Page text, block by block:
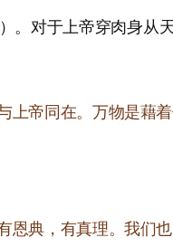
。对于上帝穿肉身从
上帝同在。万物是藉
恩典，有真理。我们